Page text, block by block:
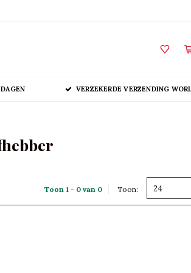
VERZEKERDE VERZENDING
Toon 1 - 0 van 0 Toon: 24